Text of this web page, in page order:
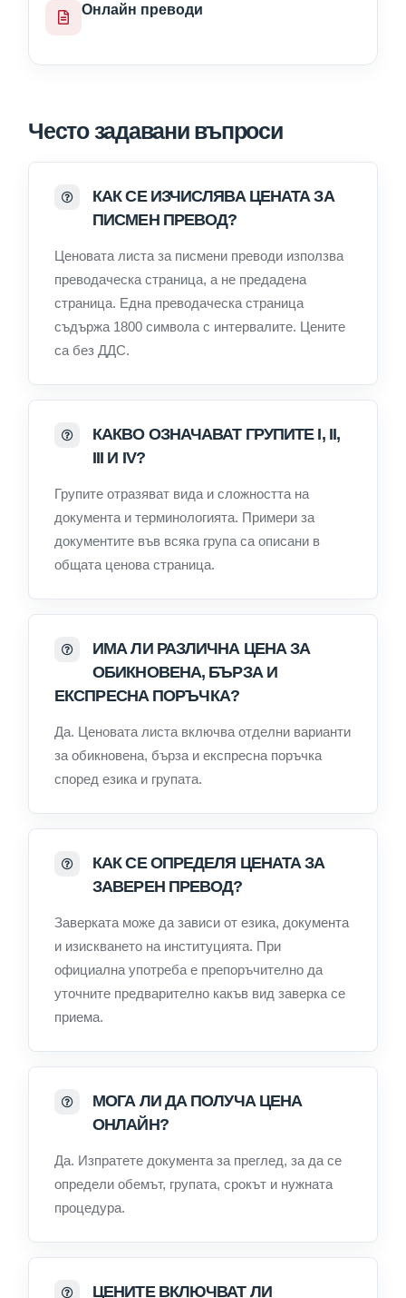
Онлайн преводи
Често задавани въпроси
КАК СЕ ИЗЧИСЛЯВА ЦЕНАТА ЗА
ПИСМЕН ПРЕВОД?
Ценовата листа за писмени преводи използва
преводаческа страница, а не предадена
страница. Една преводаческа страница
съдържа 1800 символа с интервалите. Цените
са без ДДС.
КАКВО ОЗНАЧАВАТ ГРУПИТЕ I, II,
III И IV?
Групите отразяват вида и сложността на
документа и терминологията. Примери за
документите във всяка група са описани в
общата ценова страница.
ИМА ЛИ РАЗЛИЧНА ЦЕНА ЗА
ОБИКНОВЕНА, БЪРЗА И
ЕКСПРЕСНА ПОРЪЧКА?
Да. Ценовата листа включва отделни варианти
за обикновена, бърза и експресна поръчка
според езика и групата.
КАК СЕ ОПРЕДЕЛЯ ЦЕНАТА ЗА
ЗАВЕРЕН ПРЕВОД?
Заверката може да зависи от езика, документа
и изискването на институцията. При
официална употреба е препоръчително да
уточните предварително какъв вид заверка се
приема.
МОГА ЛИ ДА ПОЛУЧА ЦЕНА
ОНЛАЙН?
Да. Изпратете документа за преглед, за да се
определи обемът, групата, срокът и нужната
процедура.
ЦЕНИТЕ ВКЛЮЧВАТ ЛИ